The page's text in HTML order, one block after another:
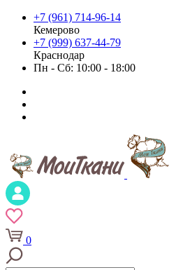
+7 (961) 714-96-14
Кемерово
+7 (999) 637-44-79
Краснодар
Пн - Сб: 10:00 - 18:00
0